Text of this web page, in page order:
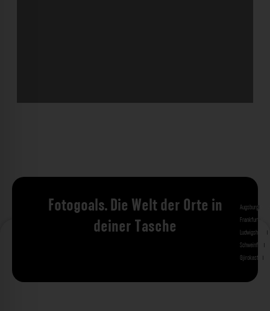
Fotogoals. Die Welt der Orte in
deiner Tasche
Augsburg
Frankfurt am
Ludwigshafen
Schweinfurt
Gjirokastra